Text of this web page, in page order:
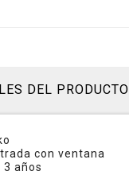
DEL PRODUCTO
con ventana
años